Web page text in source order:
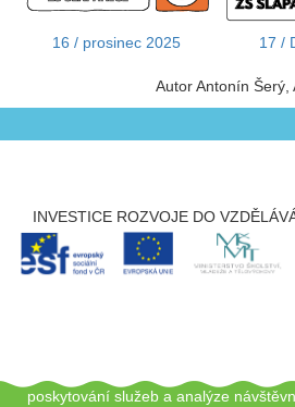
16 / prosinec 2025 17 /
Autor Antonín Šerý
INVESTICE ROZVOJE DO
poskytování služeb a analýze